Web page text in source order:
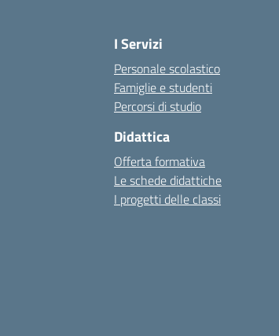
I Servizi
Personale scolastico
Famiglie e studenti
Percorsi di studio
Didattica
Offerta formativa
Le schede didattiche
I progetti delle classi